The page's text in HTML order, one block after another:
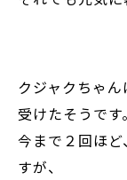
クジャクちゃ
受けたそうです。
今まで２回ほ
すが、